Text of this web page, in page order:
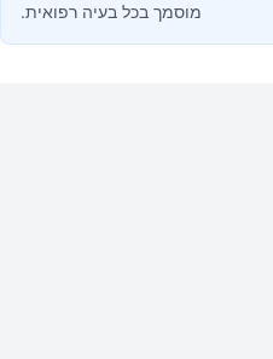
מוסמך בכל בעיה רפואית.